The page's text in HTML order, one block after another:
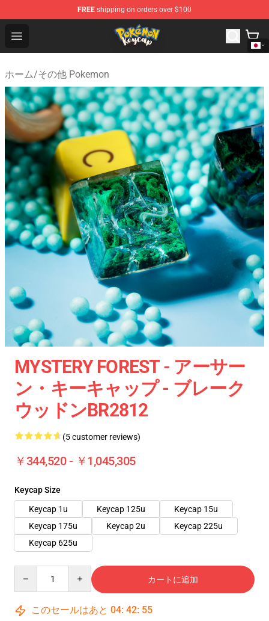
FREE shipping on orders over $100
Open menu
Pokemon Keycap Shop - The Best Store of Pokemon
ホーム/その他 Pokemon
MYSTERY FOREST - アーサー
ン・キーキャップ - ブレーク
ウッドンBR2812
(5 customer reviews)
￥344,520 - ￥1,045,305
Keycap Size
Keycap 1u
Keycap 125u
Keycap 15u
Keycap 175u
Keycap 2u
Keycap 225u
Keycap 625u
カートに追加
このセールはあと 04: 42: 54